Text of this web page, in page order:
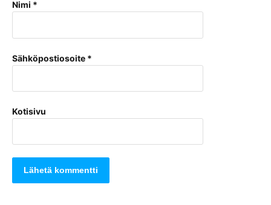
Nimi *
Sähköpostiosoite *
Kotisivu